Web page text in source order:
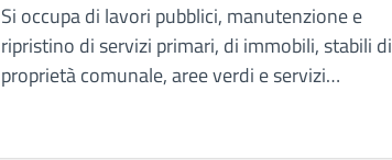
Si occupa di lavori pubblici, manutenzione e
ripristino di servizi primari, di immobili, stabili di
proprietà comunale, aree verdi e servizi